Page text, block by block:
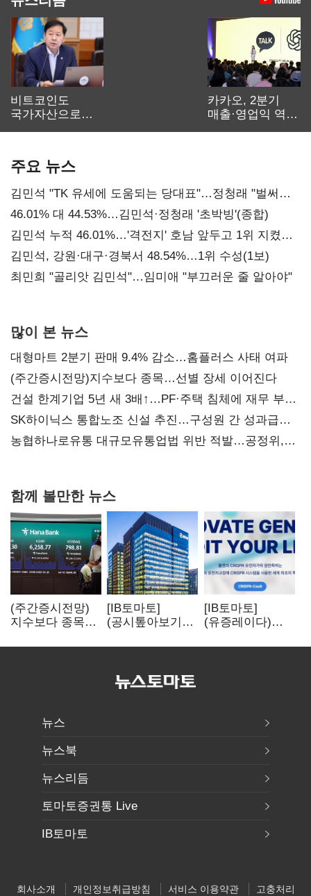
비트코인도
국가자산으로…'
카카오, 2분기
매출·영업익 역대
주요 뉴스
김민석 "TK 유세에 도움되는 당대표"…정청래 "벌써
대표된 양 당직 배분"
46.01% 대 44.53%…김민석·정청래 '초박빙'(종합)
김민석 누적 46.01%…'격전지' 호남 앞두고 1위 지켰다
(2보)
김민석, 강원·대구·경북서 48.54%…1위 수성(1보)
최민희 "골리앗 김민석"…임미애 "부끄러운 줄 알아야"
많이 본 뉴스
대형마트 2분기 판매 9.4% 감소…홈플러스 사태 여파
(주간증시전망)지수보다 종목…선별 장세 이어진다
건설 한계기업 5년 새 3배↑…PF·주택 침체에 재무 부담
확대
SK하이닉스 통합노조 신설 추진…구성원 간 성과급
불만 확산
농협하나로유통 대규모유통업법 위반 적발…공정위,
함께 볼만한 뉴스
(주간증시전망)
지수보다 종목…
이어진다
[IB토마토]
(공시톺아보기)
바로 매출로
[IB토마토]
(유증레이다)
3분의 1 토막…
뉴스
뉴스북
뉴스리듬
토마토증권통 Live
IB토마토
회사소개 개인정보취급방침 서비스 이용약관 고충처리